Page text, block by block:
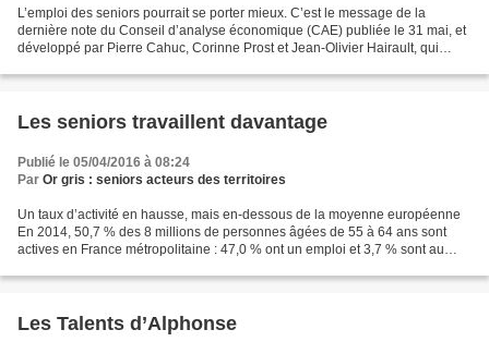
L’emploi des seniors pourrait se porter mieux. C’est le message de la
dernière note du Conseil d’analyse économique (CAE) publiée le 31 mai, et
développé par Pierre Cahuc, Corinne Prost et Jean-Olivier Hairault, qui
Les seniors travaillent davantage
Publié le 05/04/2016 à 08:24
Par Or gris : seniors acteurs des territoires
Un taux d’activité en hausse, mais en-dessous de la moyenne européenne
En 2014, 50,7 % des 8 millions de personnes âgées de 55 à 64 ans sont
actives en France métropolitaine : 47,0 % ont un emploi et 3,7 % sont au
Les Talents d’Alphonse